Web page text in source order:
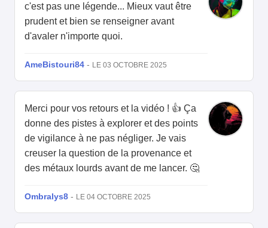
c'est pas une légende... Mieux vaut être
prudent et bien se renseigner avant
d'avaler n'importe quoi.
AmeBistouri84 - LE 03 OCTOBRE 2025
Merci pour vos retours et la vidéo ! 👍 Ça
donne des pistes à explorer et des points
de vigilance à ne pas négliger. Je vais
creuser la question de la provenance et
des métaux lourds avant de me lancer. 🤔
Ombralys8 - LE 04 OCTOBRE 2025